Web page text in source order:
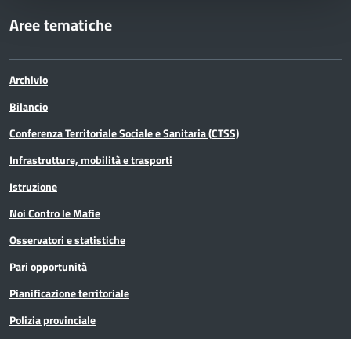
Aree tematiche
Archivio
Bilancio
Conferenza Territoriale Sociale e Sanitaria (CTSS)
Infrastrutture, mobilità e trasporti
Istruzione
Noi Contro le Mafie
Osservatori e statistiche
Pari opportunità
Pianificazione territoriale
Polizia provinciale